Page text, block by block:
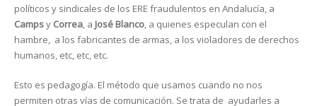
políticos y sindicales de los ERE fraudulentos en Andalucía, a
Campsy Correa, a José Blanco, a quienes especulan con el
hambre, a los fabricantes de armas, a los violadores de derechos
humanos, etc, etc, etc.
Esto es pedagogía. El método que usamos cuando no nos
permiten otras vías de comunicación. Se trata de ayudarles a